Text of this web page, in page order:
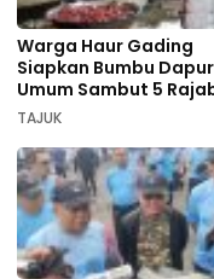
Warga Haur Gading
Siapkan Bumbu Dapur
Umum Sambut 5
Sekumpul
TAJUK